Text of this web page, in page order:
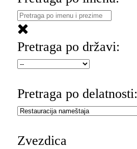
Pretraga po državi:
Pretraga po delatnosti:
Zvezdica